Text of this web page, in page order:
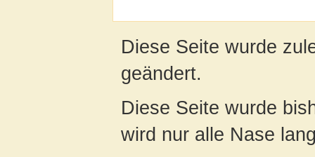
Diese Seite wurde
geändert.
Diese Seite wurde
wird nur alle Nase